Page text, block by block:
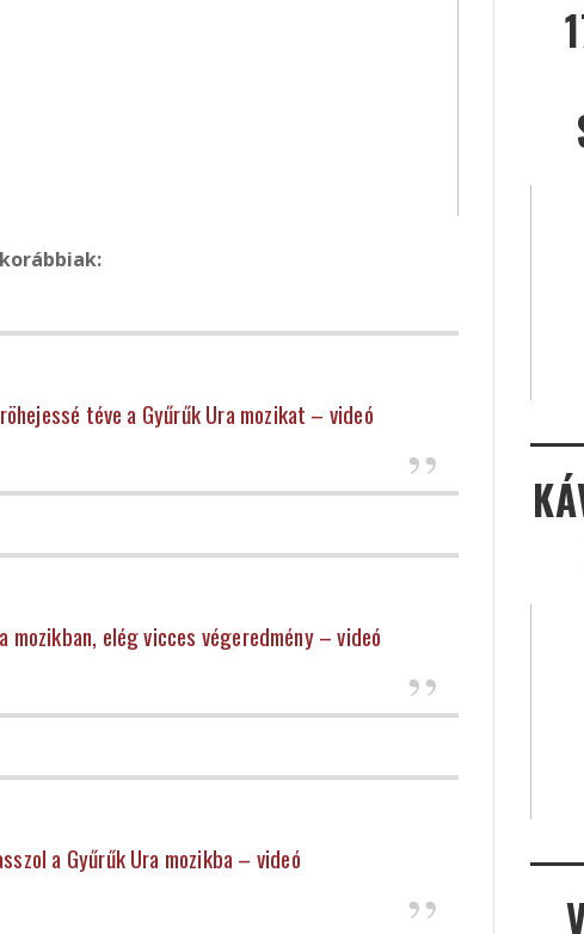
téve a Gyűrűk Ura mozikat – videó
elég vicces végeredmény – videó
a Gyűrűk Ura mozikba – videó